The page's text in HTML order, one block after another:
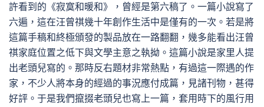
許看到的《寂寞和暖和》，曾經是第六稿了。一篇小說寫了
六遍，這在汪曾祺幾十年創作生活中是僅有的一次。若是將
這篇手稿和終極頒發的製品放在一路翻翻，幾多能看出汪曾
祺家庭位置之低下與文學主意之執拗。這篇小說是家里人提
出老頭兒寫的。那時反右題材非常熱點，有過這一際遇的作
家，不少人將本身的經過的事況應付成篇，見諸刊物，甚得
好評。于是我們攛掇老頭兒也寫上一篇，套用時下的風行用